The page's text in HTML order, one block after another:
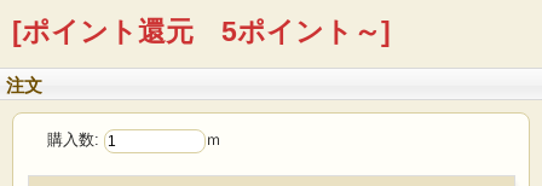
☆生地は1m単位で切り売りいたします。
（例えば）
1mの場合→「1」 5mの場合→「5」
とご入力の程 宜しくお願いたします。
☆1点のご注文に対して、基本的に生地はつながった状態で送らせていただきま
☆画面上で見た色と実際の商品の色とは、写真撮影時の光源 またはお客様がお使
[ポイント還元 5ポイント～]
注文
購入数: ｍ